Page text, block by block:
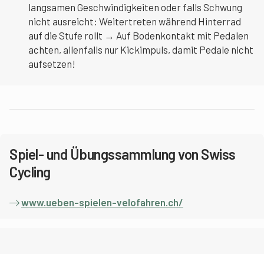
langsamen Geschwindigkeiten oder falls Schwung
nicht ausreicht: Weitertreten während Hinterrad
auf die Stufe rollt → Auf Bodenkontakt mit Pedalen
achten, allenfalls nur Kickimpuls, damit Pedale nicht
aufsetzen!
Spiel- und Übungssammlung von Swiss
Cycling
www.ueben-spielen-velofahren.ch/